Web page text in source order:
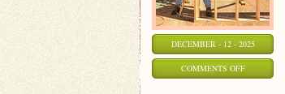
DECEMBER - 12 - 2025
COMMENTS OFFON